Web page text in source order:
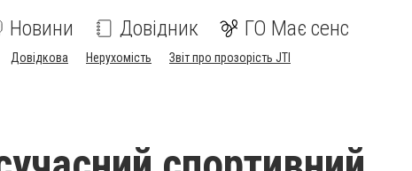
Новини Довідник ГО Має сенс
Довідкова Нерухомість Звіт про прозорість JTI